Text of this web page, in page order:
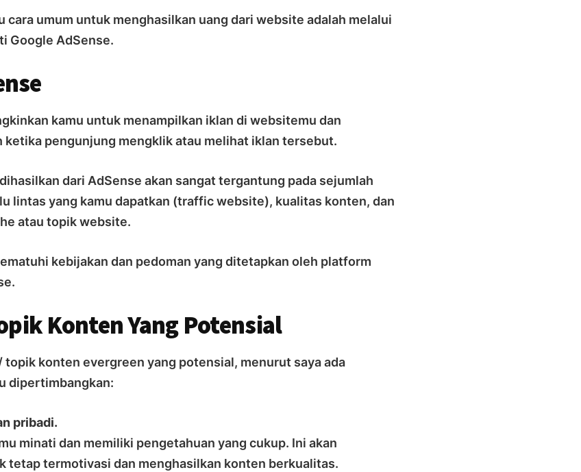
cara umum untuk menghasilkan uang dari website adalah melalui
Google AdSense.
kamu untuk menampilkan iklan di websitemu dan
ketika pengunjung mengklik atau melihat iklan tersebut.
dari AdSense akan sangat tergantung pada sejumlah
lintas yang kamu dapatkan (traffic website), kualitas konten, dan
atau topik website.
kebijakan dan pedoman yang ditetapkan oleh platform
Konten Yang Potensial
konten evergreen yang potensial, menurut saya ada
dipertimbangkan:
pribadi.
minati dan memiliki pengetahuan yang cukup. Ini akan
tetap termotivasi dan menghasilkan konten berkualitas.